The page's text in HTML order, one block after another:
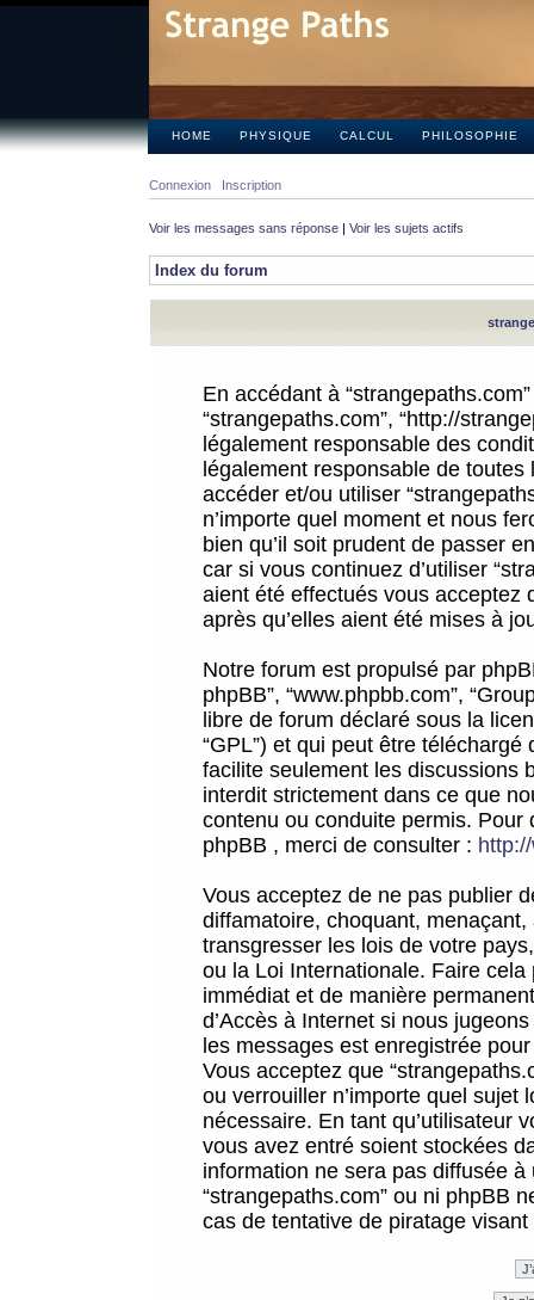
HOME PHYSIQUE CALCUL PHILOSOPHIE
Connexion Inscription
Voir les messages sans réponse | Voir les sujets actifs
Index du forum
En accédant à
“strangepaths.com”, “http://
légalement responsable des
légalement responsable de
accéder et/ou utiliser
n’importe quel moment et nous
bien qu’il soit prudent de passer
car si vous continuez d’utiliser
aient été effectués vous acceptez
après qu’elles aient été mises à
Notre forum est propulsé par
phpBB”, “www.phpbb.com”,
libre de forum déclaré sous la
“GPL”) et qui peut être téléchargé
facilite seulement les discussions
interdit strictement dans ce que
contenu ou conduite permis.
phpBB , merci de consulter :
Vous acceptez de ne pas publier
diffamatoire, choquant,
transgresser les lois de votre
ou la Loi Internationale. Faire
immédiat et de manière
d’Accès à Internet si nous
les messages est enregistrée
Vous acceptez que
ou verrouiller n’importe quel sujet
nécessaire. En tant qu’utilisateur
vous avez entré soient stockées
information ne sera pas diffusée
“strangepaths.com” ou ni phpBB
cas de tentative de piratage